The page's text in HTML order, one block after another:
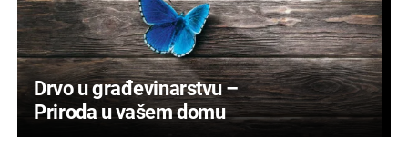
Drvo u građevinarstvu –
Priroda u vašem domu